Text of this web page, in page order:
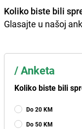
Koliko biste bili
Glasajte u našoj
/Anketa
Koliko biste bili
Do 20 KM
Do 50 KM